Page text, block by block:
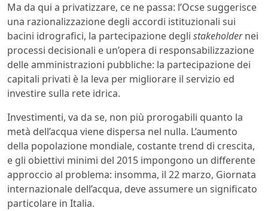
Ma da qui a privatizzare, ce ne passa: l’Ocse suggerisce
una razionalizzazione degli accordi istituzionali sui
bacini idrografici, la partecipazione degli stakeholdernei
processi decisionali e un’opera di responsabilizzazione
delle amministrazioni pubbliche: la partecipazione dei
capitali privati è la leva per migliorare il servizio ed
investire sulla rete idrica.
Investimenti, va da se, non più prorogabili quanto la
metà dell’acqua viene dispersa nel nulla. L’aumento
della popolazione mondiale, costante trend di crescita,
e gli obiettivi minimi del 2015 impongono un differente
approccio al problema: insomma, il 22 marzo, Giornata
internazionale dell’acqua, deve assumere un significato
particolare in Italia.